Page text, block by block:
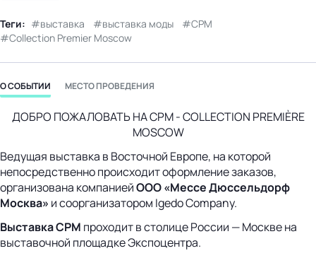
Теги: выставка выставка моды
СРМ
Collection Premier Moscow
О СОБЫТИИ МЕСТО ПРОВЕДЕНИЯ
ДОБРО ПОЖАЛОВАТЬ НА СРМ - COLLECTION PREMIÈRE
MOSCOW
Ведущая выставка в Восточной Европе, на которой
непосредственно происходит оформление заказов,
организована компаниейООО «Мессе Дюссельдорф
Москва» и соорганизатором Igedo Company.
Выставка СРМ проходит в столице России — Москве на
выставочной площадке Экспоцентра.